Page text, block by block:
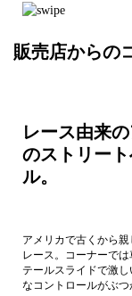
販売店からの
レース由来
のストリー
ル。
アメリカで古くから
レース。コーナーで
テールスライドで激
なコントロールがぶつ